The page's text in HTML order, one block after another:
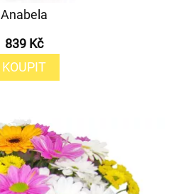
Anabela
839 Kč
KOUPIT